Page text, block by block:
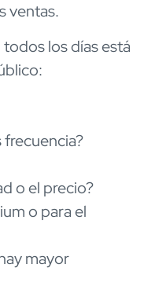
ventas.
los días está
o el precio?
o para el
mayor